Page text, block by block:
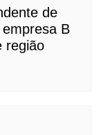
de
B
região